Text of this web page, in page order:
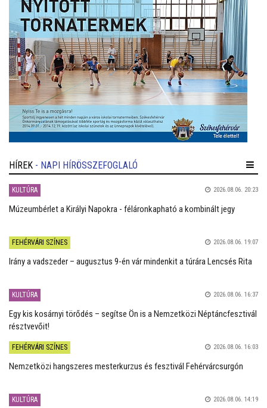
HÍREK - NAPI HÍRÖSSZEFOGLALÓ
KULTÚRA 2026.08.06. 20:23
Múzeumbérlet a Királyi Napokra - féláronkapható a kombinált jegy
FEHÉRVÁRI SZÍNES 2026.08.06. 19:07
Irány a vadszeder – augusztus 9-én vár mindenkit a túrára Lencsés Rita
KULTÚRA 2026.08.06. 16:37
Egy kis kosárnyi törődés – segítse Ön is a Nemzetközi Néptáncfesztivál
résztvevőit!
FEHÉRVÁRI SZÍNES 2026.08.06. 16:03
Nemzetközi hangszeres mesterkurzus és fesztivál Fehérvárcsurgón
KULTÚRA 2026.08.06. 14:19